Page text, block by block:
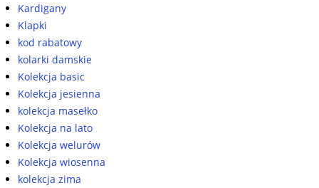
Kardigany
Klapki
kod rabatowy
kolarki damskie
Kolekcja basic
Kolekcja jesienna
kolekcja masełko
Kolekcja na lato
Kolekcja welurów
Kolekcja wiosenna
kolekcja zima